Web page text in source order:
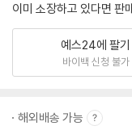
이미 소장하고 있다면 판
예스24에 팔기
바이백 신청 불가
해외배송 가능